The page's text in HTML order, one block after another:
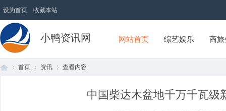
设为首页 收藏本站
小鸭资讯网 网站首页 综艺娱乐 商
首页 资讯 查看内容
中国柴达木盆地千万千瓦级